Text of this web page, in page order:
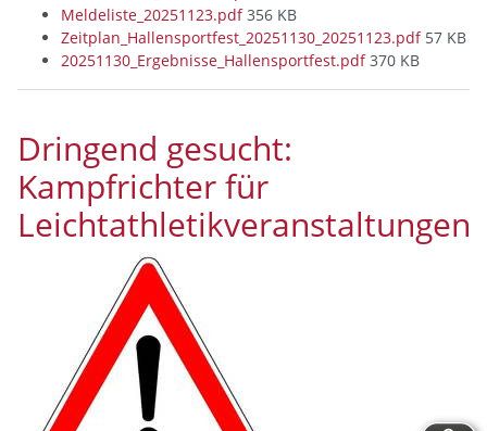
Meldeliste_20251123.pdf356 KB
Zeitplan_Hallensportfest_20251130_20251123.pdf 57 KB
20251130_Ergebnisse_Hallensportfest.pdf370 KB
Dringend gesucht:
Kampfrichter für
Leichtathletikveranstaltungen